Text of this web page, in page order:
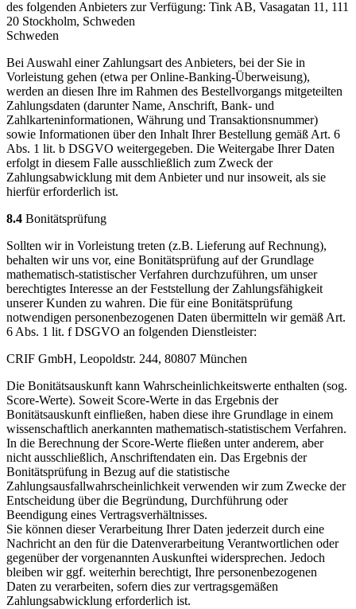
des folgenden Anbieters zur Verfügung: Tink AB, Vasagatan 11, 111
20 Stockholm, Schweden
Schweden
Bei Auswahl einer Zahlungsart des Anbieters, bei der Sie in
Vorleistung gehen (etwa per Online-Banking-Überweisung),
werden an diesen Ihre im Rahmen des Bestellvorgangs mitgeteilten
Zahlungsdaten (darunter Name, Anschrift, Bank- und
Zahlkarteninformationen, Währung und Transaktionsnummer)
sowie Informationen über den Inhalt Ihrer Bestellung gemäß Art. 6
Abs. 1 lit. b DSGVO weitergegeben. Die Weitergabe Ihrer Daten
erfolgt in diesem Falle ausschließlich zum Zweck der
Zahlungsabwicklung mit dem Anbieter und nur insoweit, als sie
hierfür erforderlich ist.
8.4 Bonitätsprüfung
Sollten wir in Vorleistung treten (z.B. Lieferung auf Rechnung),
behalten wir uns vor, eine Bonitätsprüfung auf der Grundlage
mathematisch-statistischer Verfahren durchzuführen, um unser
berechtigtes Interesse an der Feststellung der Zahlungsfähigkeit
unserer Kunden zu wahren. Die für eine Bonitätsprüfung
notwendigen personenbezogenen Daten übermitteln wir gemäß Art.
6 Abs. 1 lit. f DSGVO an folgenden Dienstleister:
CRIF GmbH, Leopoldstr. 244, 80807 München
Die Bonitätsauskunft kann Wahrscheinlichkeitswerte enthalten (sog.
Score-Werte). Soweit Score-Werte in das Ergebnis der
Bonitätsauskunft einfließen, haben diese ihre Grundlage in einem
wissenschaftlich anerkannten mathematisch-statistischem Verfahren.
In die Berechnung der Score-Werte fließen unter anderem, aber
nicht ausschließlich, Anschriftendaten ein. Das Ergebnis der
Bonitätsprüfung in Bezug auf die statistische
Zahlungsausfallwahrscheinlichkeit verwenden wir zum Zwecke der
Entscheidung über die Begründung, Durchführung oder
Beendigung eines Vertragsverhältnisses.
Sie können dieser Verarbeitung Ihrer Daten jederzeit durch eine
Nachricht an den für die Datenverarbeitung Verantwortlichen oder
gegenüber der vorgenannten Auskunftei widersprechen. Jedoch
bleiben wir ggf. weiterhin berechtigt, Ihre personenbezogenen
Daten zu verarbeiten, sofern dies zur vertragsgemäßen
Zahlungsabwicklung erforderlich ist.